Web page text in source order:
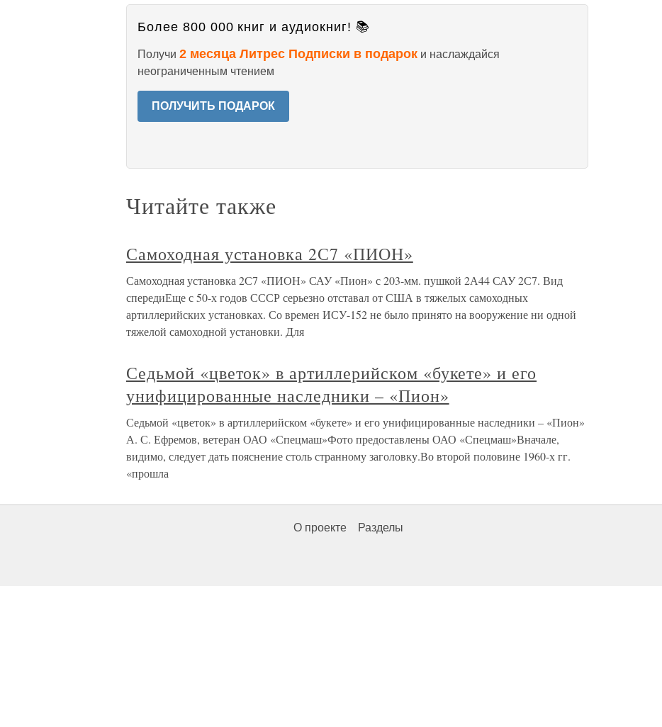
Более 800 000 книг и аудиокниг! 📚
Получи 2 месяца Литрес Подписки в подарок и наслаждайся
неограниченным чтением
ПОЛУЧИТЬ ПОДАРОК
Читайте также
Самоходная установка 2С7 «ПИОН»
Самоходная установка 2С7 «ПИОН» САУ «Пион» с 203-мм. пушкой 2А44 САУ 2С7. Вид
спередиЕще с 50-х годов СССР серьезно отставал от США в тяжелых самоходных
артиллерийских установках. Со времен ИСУ-152 не было принято на вооружение ни одной
тяжелой самоходной установки. Для
Седьмой «цветок» в артиллерийском «букете» и его
унифицированные наследники – «Пион»
Седьмой «цветок» в артиллерийском «букете» и его унифицированные наследники – «Пион»
А. С. Ефремов, ветеран ОАО «Спецмаш»Фото предоставлены ОАО «Спецмаш»Вначале,
видимо, следует дать пояснение столь странному заголовку.Во второй половине 1960-х гг.
«прошла
О проекте Разделы